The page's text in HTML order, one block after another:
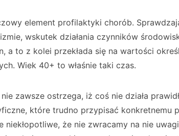
element profilaktyki chorób.
wskutek działania czynników
a to z kolei przekłada się na wartości
Wiek 40+ to właśnie taki czas.
zawsze ostrzega, iż coś nie działa
które trudno przypisać konkretnemu
niekłopotliwe, że nie zwracamy na nie